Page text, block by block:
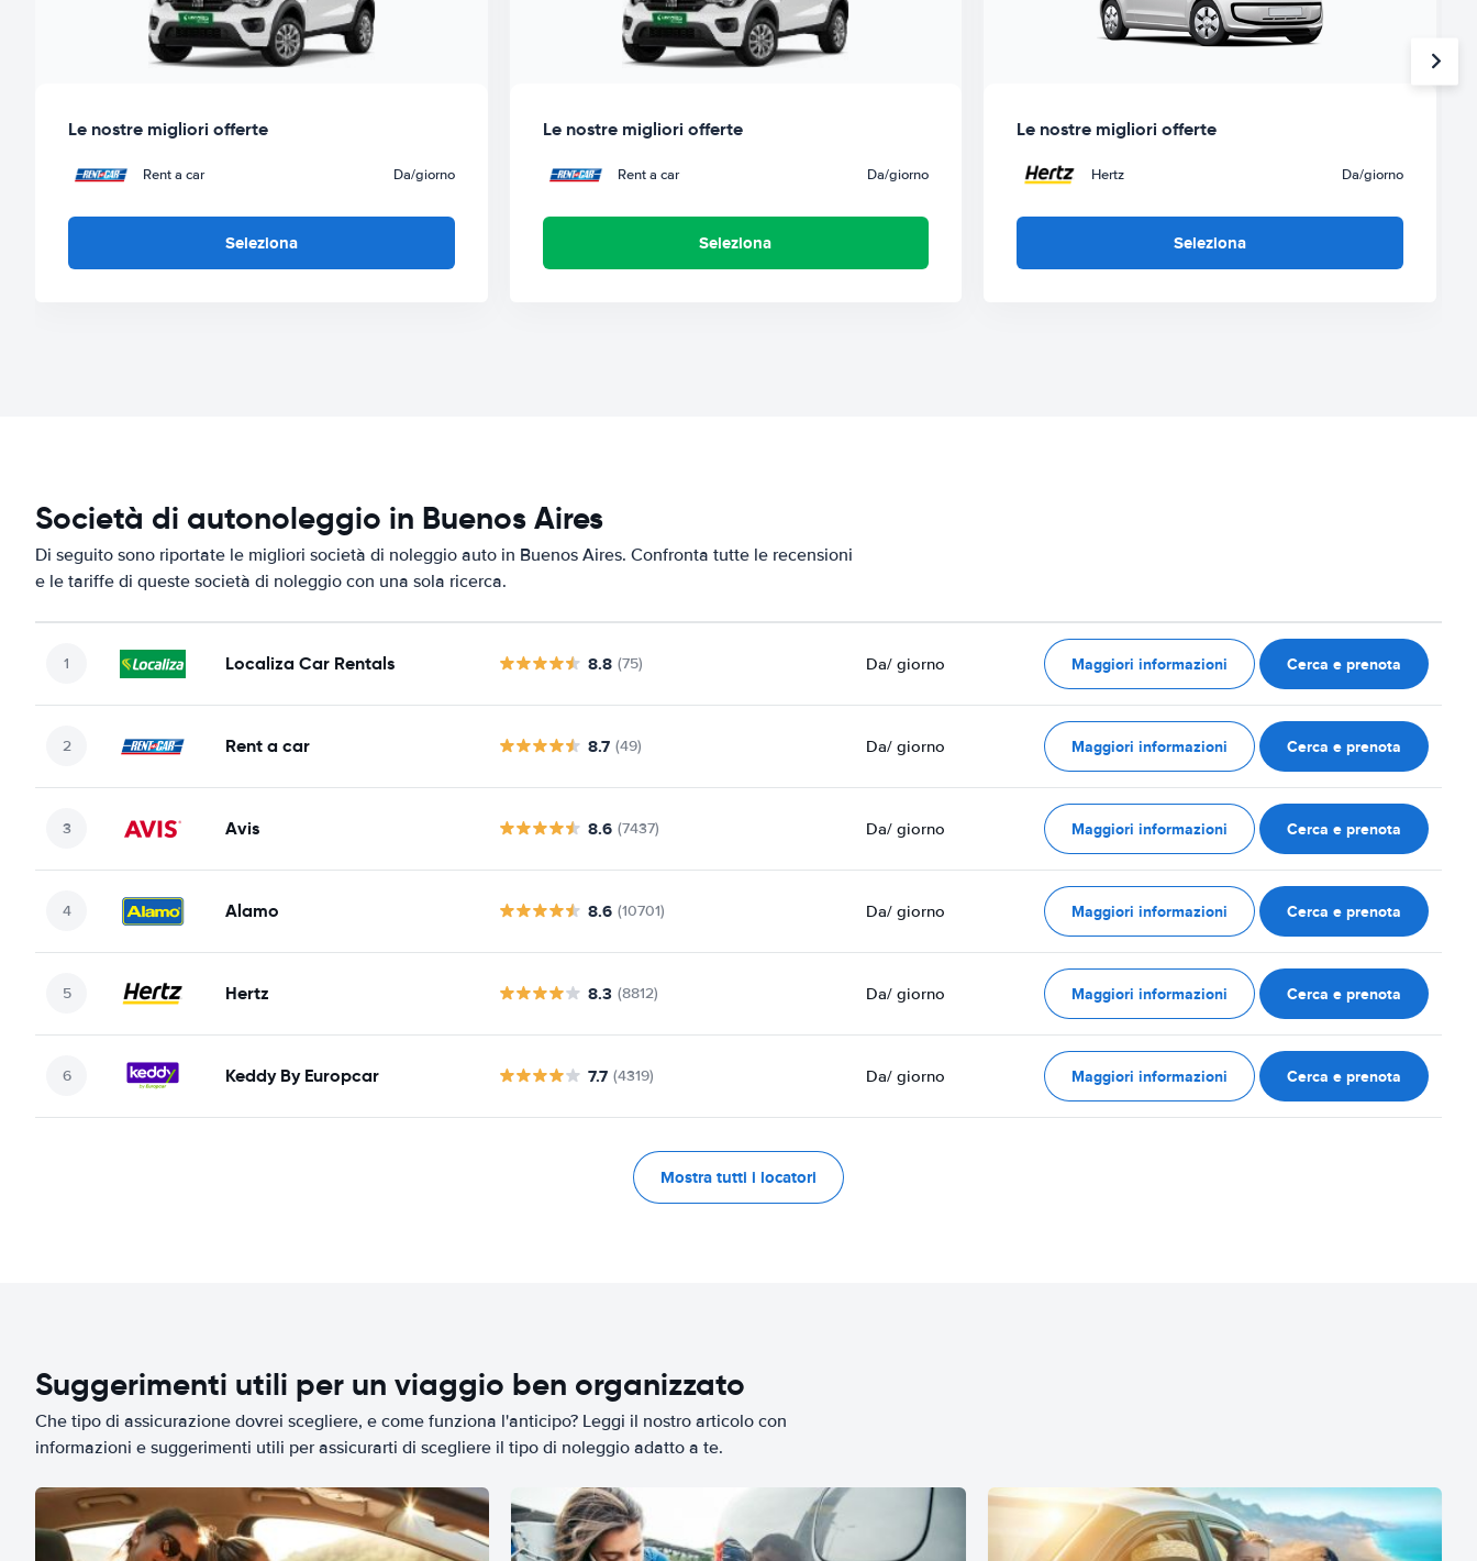
Le nostre migliori offerte
Rent a car Da/giorno
Seleziona
Le nostre migliori offerte
Rent a car Da/giorno
Seleziona
Le nostre migliori offerte
Hertz Da/giorno
Seleziona
Società di autonoleggio in Buenos Aires
Di seguito sono riportate le migliori società di noleggio auto in Buenos Aires. Confronta tutte le recensioni
e le tariffe di queste società di noleggio con una sola ricerca.
Localiza Car Rentals 8.8 (75) Da/ giorno Maggiori informazioni Cerca e prenota
Rent a car 8.7 (49) Da/ giorno Maggiori informazioni Cerca e prenota
Avis 8.6 (7437) Da/ giorno Maggiori informazioni Cerca e prenota
Alamo 8.6 (10701) Da/ giorno Maggiori informazioni Cerca e prenota
Hertz 8.3 (8812) Da/ giorno Maggiori informazioni Cerca e prenota
Keddy By Europcar 7.7 (4319) Da/ giorno Maggiori informazioni Cerca e prenota
Mostra tutti i locatori
Suggerimenti utili per un viaggio ben organizzato
Che tipo di assicurazione dovrei scegliere, e come funziona l'anticipo? Leggi il nostro articolo con
informazioni e suggerimenti utili per assicurarti di scegliere il tipo di noleggio adatto a te.